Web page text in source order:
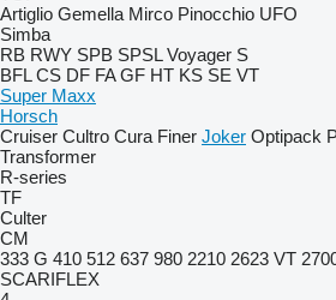
Artiglio Gemella Mirco Pinocchio UFO
Simba
RB RWY SPB SPSL Voyager S
BFL CS DF FA GF HT KS SE VT
Super Maxx
Horsch
Cruiser Cultro Cura Finer Joker Optipack
Transformer
R-series
TF
Culter
CM
333 G 410 512 637 980 2210 2623 VT
SCARIFLEX